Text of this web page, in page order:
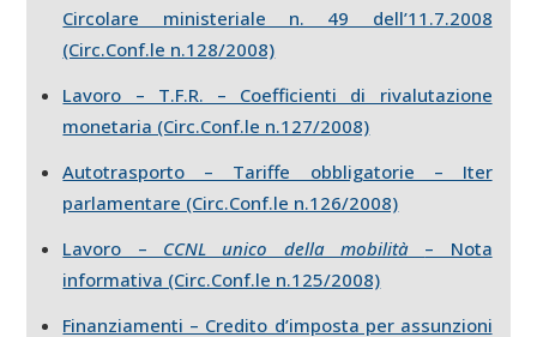
Circolare ministeriale n. 49 dell’11.7.2008
(Circ.Conf.le n.128/2008)
Lavoro – T.F.R. – Coefficienti di rivalutazione
monetaria (Circ.Conf.le n.127/2008)
Autotrasporto – Tariffe obbligatorie – Iter
parlamentare (Circ.Conf.le n.126/2008)
Lavoro – CCNL unico della mobilità – Nota
informativa (Circ.Conf.le n.125/2008)
Finanziamenti – Credito d’imposta per assunzioni